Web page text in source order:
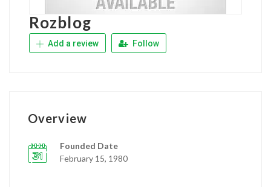
Rozblog
Add a review Follow
Overview
Founded Date
February 15, 1980